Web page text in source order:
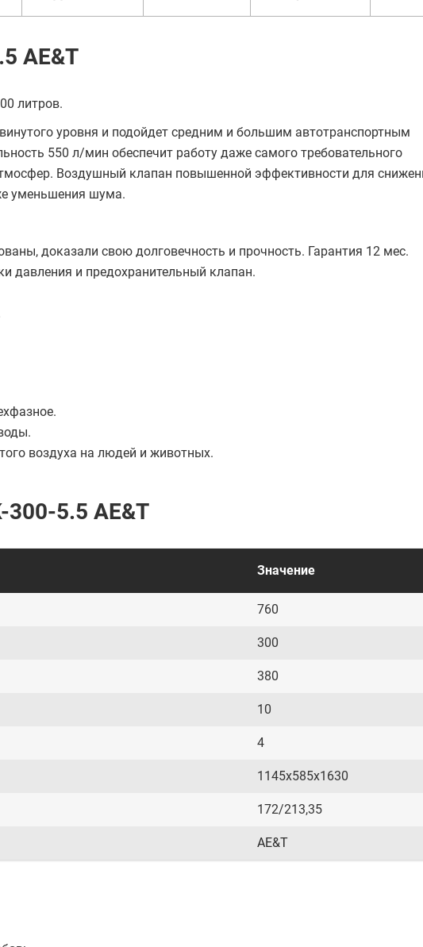
AE&T
литров.
уровня и подойдет средним и большим автотранспортным
550 л/мин обеспечит работу даже самого требовательного
Воздушный клапан повышенной эффективности для
уменьшения шума.
доказали свою долговечность и прочность. Гарантия 12 мес.
давления и предохранительный клапан.
воздуха на людей и животных.
300-5.5 AE&T
Значение
760
300
380
10
4
1145х585х1630
172/213,35
AE&T